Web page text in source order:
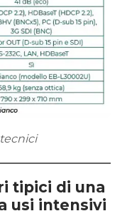
tipici di una
usi intensivi